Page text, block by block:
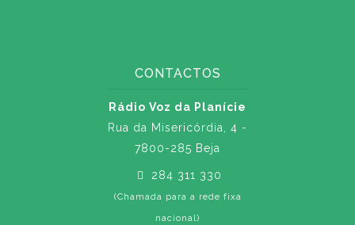
CONTACTOS
Rádio Voz da Planície
Rua da Misericórdia, 4 -
7800-285 Beja
284 311 330
(Chamada para a rede fixa
nacional)